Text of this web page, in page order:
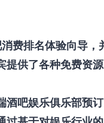
费排名体验向导，
提供了各种免费资
酒吧娱乐俱乐部预